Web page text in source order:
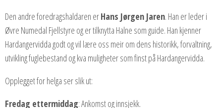
Den andre foredragshaldaren erHans Jørgen Jaren. Han er leder i
Øvre Numedal Fjellstyre og er tilknytta Halne som guide. Han kjenner
Hardangervidda godt og vil lære oss meir om dens historikk, forvaltning,
utvikling fuglebestand og kva muligheter som finst på Hardangervidda.
Opplegget for helga ser slik ut:
Fredag ettermiddag: Ankomst og innsjekk.